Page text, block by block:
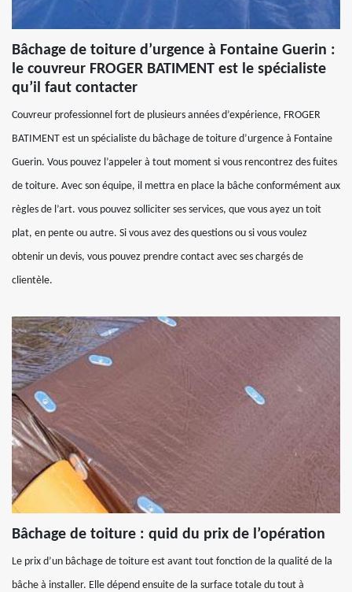
Bâchage de toiture d’urgence à Fontaine Guerin :
le couvreur FROGER BATIMENT est le spécialiste
qu’il faut contacter
Couvreur professionnel fort de plusieurs années d’expérience, FROGER
BATIMENT est un spécialiste du bâchage de toiture d’urgence à Fontaine
Guerin. Vous pouvez l’appeler à tout moment si vous rencontrez des fuites
de toiture. Avec son équipe, il mettra en place la bâche conformément aux
règles de l’art. vous pouvez solliciter ses services, que vous ayez un toit
plat, en pente ou autre. Si vous avez des questions ou si vous voulez
obtenir un devis, vous pouvez prendre contact avec ses chargés de
clientèle.
Bâchage de toiture : quid du prix de l’opération
Le prix d’un bâchage de toiture est avant tout fonction de la qualité de la
bâche à installer. Elle dépend ensuite de la surface totale du tout à